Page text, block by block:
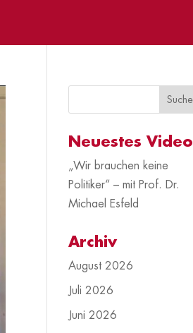
Neuestes Video
„Wir brauchen keine
Politiker“ – mit Prof. Dr.
Michael Esfeld
Archiv
August 2026
Juli 2026
Juni 2026